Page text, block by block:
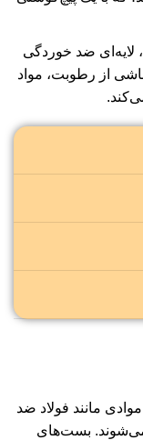
ضد خوردگی
از رطوبت، مواد
مانند فولاد ضد
می‌شوند. بست‌های